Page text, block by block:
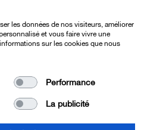
les données de nos visiteurs, améliorer
et vous faire vivre une
sur les cookies que nous
Performance
La publicité